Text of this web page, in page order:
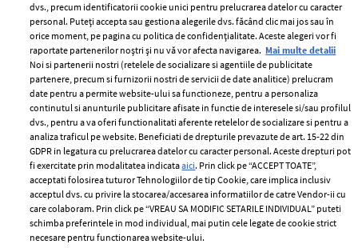
ELLE Style Awards
2024
Despre ELLE
Romania
Contact
Abonamente
Termeni si conditii
Politica de
confidențialitate
Politica de cookies
Publicitate
dvs., precum identificatorii cookie unici pentru prelucrarea datelor cu caracter
personal. Puteți accepta sau gestiona alegerile dvs. făcând clic mai jos sau în
orice moment, pe pagina cu politica de confidențialitate. Aceste alegeri vor fi
raportate partenerilor noștri și nu vă vor afecta navigarea. Mai multe detalii
Noi si partenerii nostri (retelele de socializare si agentiile de publicitate
partenere, precum si furnizorii nostri de servicii de date analitice) prelucram
date pentru a permite website-ului sa functioneze, pentru a personaliza
continutul si anunturile publicitare afisate in functie de interesele si/sau profilul
dvs., pentru a va oferi functionalitati aferente retelelor de socializare si pentru a
analiza traficul pe website. Beneficiati de drepturile prevazute de art. 15-22 din
GDPR in legatura cu prelucrarea datelor cu caracter personal. Aceste drepturi pot
fi exercitate prin modalitatea indicataaici. Prin click pe “ACCEPT TOATE”,
acceptati folosirea tuturor Tehnologiilor de tip Cookie, care implica inclusiv
acceptul dvs. cu privire la stocarea/accesarea informatiilor de catre Vendor-ii cu
care colaboram. Prin click pe “VREAU SA MODIFIC SETARILE INDIVIDUAL” puteti
schimba preferintele in mod individual, mai putin cele legate de cookie strict
necesare pentru functionarea website-ului.